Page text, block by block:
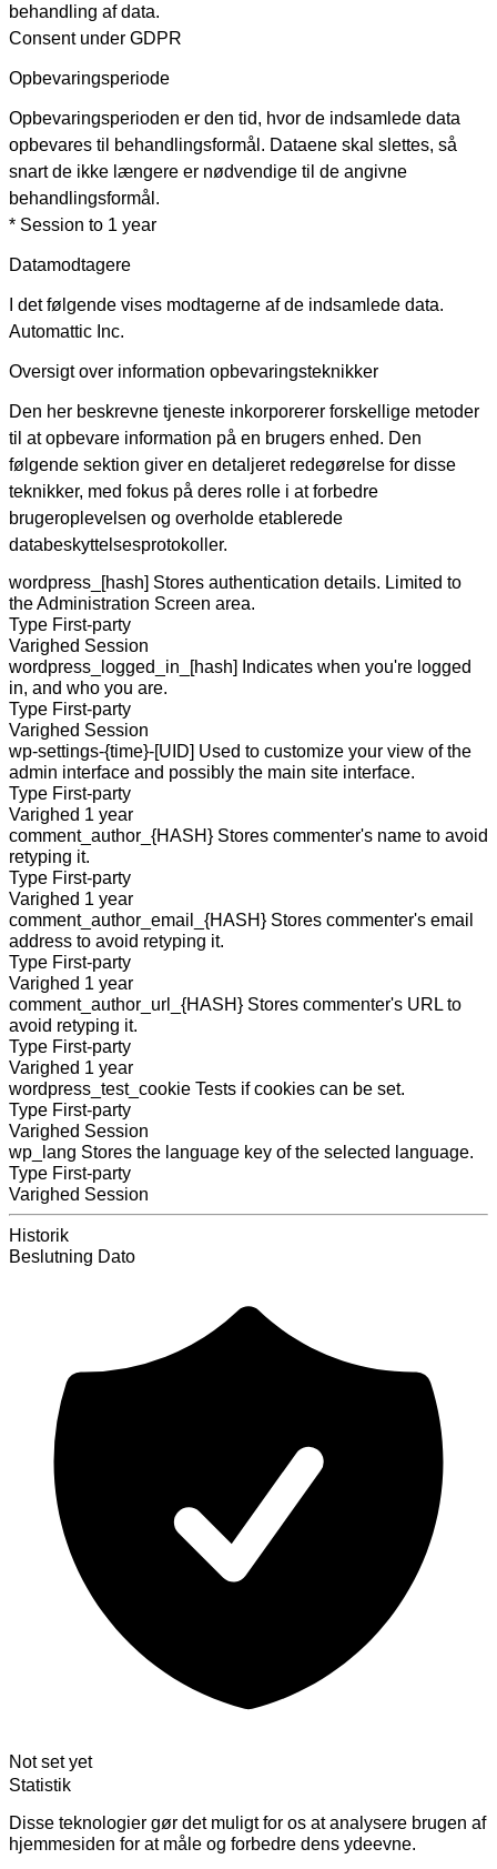
behandling af data.
Consent under GDPR
Opbevaringsperiode
Opbevaringsperioden er den tid, hvor de indsamlede data
opbevares til behandlingsformål. Dataene skal slettes, så
snart de ikke længere er nødvendige til de angivne
behandlingsformål.
* Session to 1 year
Datamodtagere
I det følgende vises modtagerne af de indsamlede data.
Automattic Inc.
Oversigt over information opbevaringsteknikker
Den her beskrevne tjeneste inkorporerer forskellige metoder
til at opbevare information på en brugers enhed. Den
følgende sektion giver en detaljeret redegørelse for disse
teknikker, med fokus på deres rolle i at forbedre
brugeroplevelsen og overholde etablerede
databeskyttelsesprotokoller.
wordpress_[hash] Stores authentication details. Limited to
the Administration Screen area.
Type First-party
Varighed Session
wordpress_logged_in_[hash]
Indicates when you're logged
in, and who you are.
Type First-party
Varighed Session
wp-settings-{time}-[UID] Used to customize your view of the
admin interface and possibly the main site interface.
Type First-party
Varighed 1 year
comment_author_{HASH} Stores commenter's name to avoid
retyping it.
Type First-party
Varighed 1 year
comment_author_email_{HASH} Stores commenter's email
address to avoid retyping it.
Type First-party
Varighed 1 year
comment_author_url_{HASH} Stores commenter's URL to
avoid retyping it.
Type First-party
Varighed 1 year
wordpress_test_cookie Tests if cookies can be set.
Type First-party
Varighed Session
wp_lang Stores the language key of the selected language.
Type First-party
Varighed Session
Historik
Beslutning Dato
Not set yet
Statistik
Disse teknologier gør det muligt for os at analysere brugen af
hjemmesiden for at måle og forbedre dens ydeevne.